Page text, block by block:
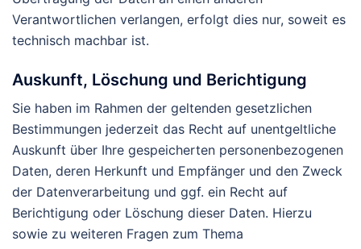
Verantwortlichen verlangen, erfolgt dies nur, soweit es
technisch machbar ist.
Auskunft, Löschung und Berichtigung
Sie haben im Rahmen der geltenden gesetzlichen
Bestimmungen jederzeit das Recht auf unentgeltliche
Auskunft über Ihre gespeicherten personenbezogenen
Daten, deren Herkunft und Empfänger und den Zweck
der Datenverarbeitung und ggf. ein Recht auf
Berichtigung oder Löschung dieser Daten. Hierzu
sowie zu weiteren Fragen zum Thema